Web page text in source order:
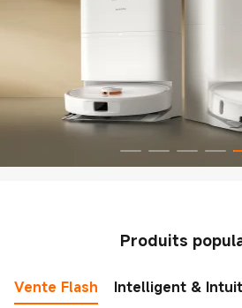
Produits
Vente Flash Intelligent &